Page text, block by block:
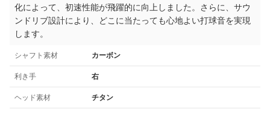
化によって、初速性能が飛躍的に向上しました。さらに、サウ
ンドリブ設計により、どこに当たっても心地よい打球音を実現
します。
シャフト素材 カーボン
利き手 右
ヘッド素材 チタン